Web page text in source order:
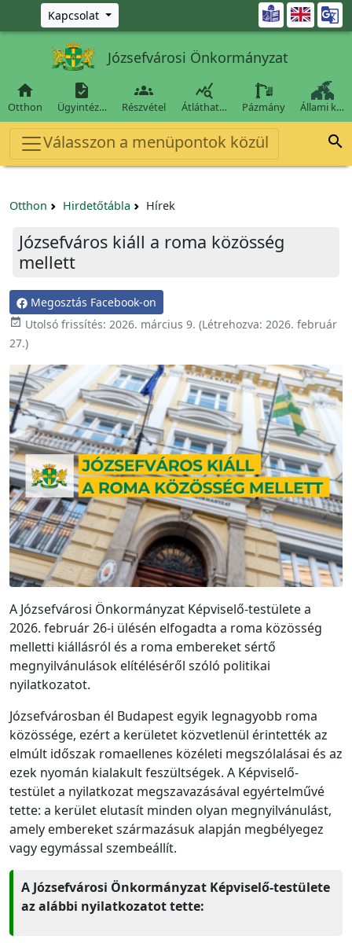
Ugrás a fő tartalomra
Kapcsolat 
Józsefvárosi Önkormányzat

Otthon

Ügyintéz…

Részvétel

Átláthat… Pázmány Állami k…
Válasszon a menüpontok közül 
Otthon Hirdetőtábla Hírek
Józsefváros kiáll a roma közösség
mellett
Megosztás Facebook-on
 Utolsó frissítés: 2026. március 9. (Létrehozva: 2026. február
27.)
A Józsefvárosi Önkormányzat Képviselő-testülete a
2026. február 26-i ülésén elfogadta a roma közösség
melletti kiállásról és a roma embereket sértő
megnyilvánulások elítéléséről szóló politikai
nyilatkozatot.
Józsefvárosban él Budapest egyik legnagyobb roma
közössége, ezért a kerületet közvetlenül érintették az
elmúlt időszak romaellenes közéleti megszólalásai és az
ezek nyomán kialakult feszültségek. A Képviselő-
testület a nyilatkozat megszavazásával egyértelművé
tette: a kerület elutasít minden olyan megnyilvánulást,
amely embereket származásuk alapján megbélyegez
vagy egymással szembeállít.
A Józsefvárosi Önkormányzat Képviselő-testülete
az alábbi nyilatkozatot tette: